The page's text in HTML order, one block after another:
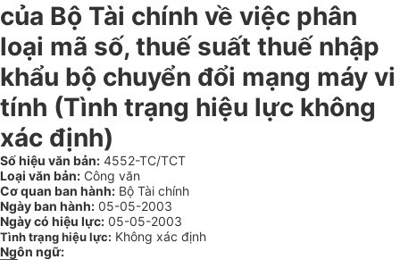
của Bộ Tài chính về việc phân
loại mã số, thuế suất thuế nhập
khẩu bộ chuyển đổi mạng máy vi
tính (Tình trạng hiệu lực không
xác định)
Số hiệu văn bản: 4552-TC/TCT
Loại văn bản: Công văn
Cơ quan ban hành: Bộ Tài chính
Ngày ban hành: 05-05-2003
Ngày có hiệu lực: 05-05-2003
Tình trạng hiệu lực: Không xác định
Ngôn ngữ: